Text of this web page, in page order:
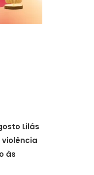
Lilás
às